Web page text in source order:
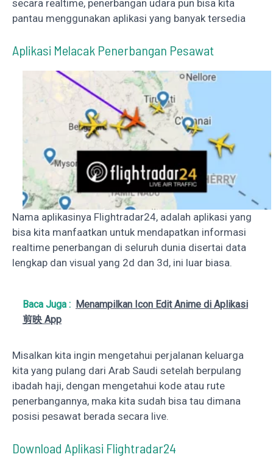
secara realtime, penerbangan udara pun bisa kita
pantau menggunakan aplikasi yang banyak tersedia
Aplikasi Melacak Penerbangan Pesawat
Nama aplikasinya Flightradar24, adalah aplikasi yang
bisa kita manfaatkan untuk mendapatkan informasi
realtime penerbangan di seluruh dunia disertai data
lengkap dan visual yang 2d dan 3d, ini luar biasa.
Baca Juga : Menampilkan Icon Edit Anime di Aplikasi
剪映 App
Misalkan kita ingin mengetahui perjalanan keluarga
kita yang pulang dari Arab Saudi setelah berpulang
ibadah haji, dengan mengetahui kode atau rute
penerbangannya, maka kita sudah bisa tau dimana
posisi pesawat berada secara live.
Download Aplikasi Flightradar24